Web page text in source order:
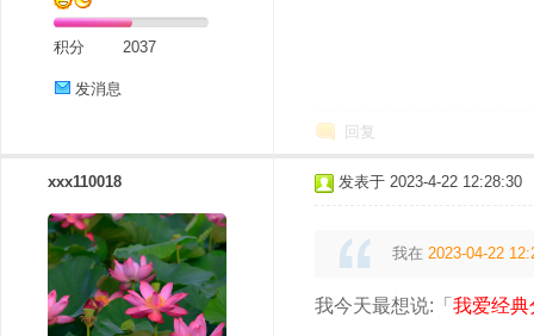
积分 2037
发消息
回复
xxx110018 发表于 2023-4-22 12:28:30
我在 2023-04-22
我今天最想说:「 我爱经典